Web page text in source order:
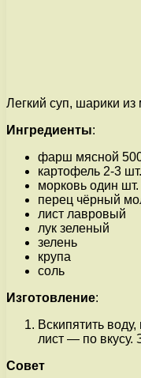
Легкий суп, шарики
Ингредиенты:
фарш мясной 500
картофель 2-3 шт.
морковь один шт.
перец чёрный
лист лавровый
лук зеленый
зелень
крупа
соль
Изготовление:
Вскипятить
лист — по вкусу.
Совет